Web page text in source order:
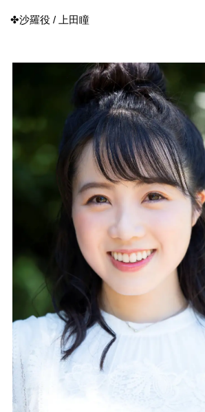
✤沙羅役 / 上田瞳